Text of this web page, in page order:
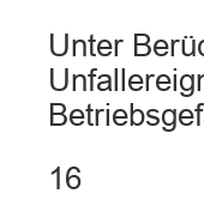
Unter
16